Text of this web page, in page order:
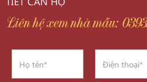
Liên hệ xem nhà mẫu: